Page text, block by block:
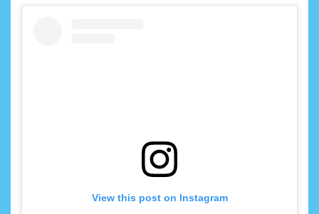
View this post on Instagram